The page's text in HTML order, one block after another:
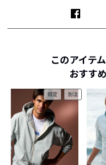
このアイテ
おすす
限定 別注